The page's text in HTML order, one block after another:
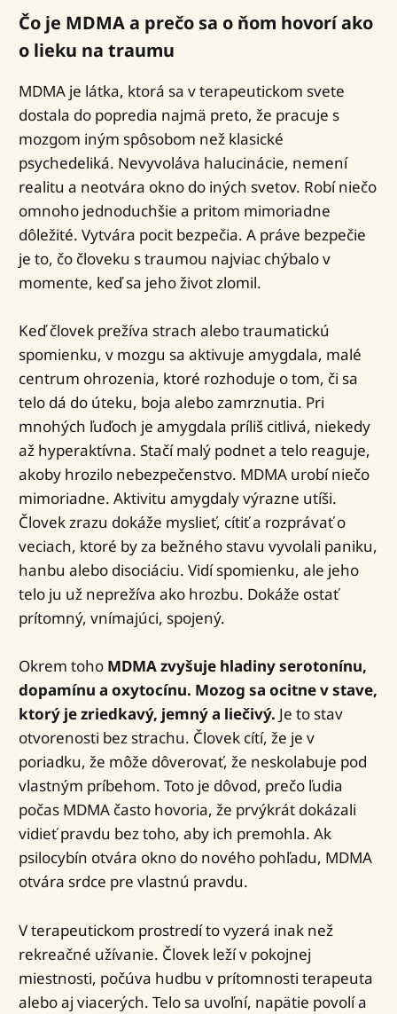
Čo je MDMA a prečo sa o ňom hovorí ako
o lieku na traumu
MDMA je látka, ktorá sa v terapeutickom svete
dostala do popredia najmä preto, že pracuje s
mozgom iným spôsobom než klasické
psychedeliká. Nevyvoláva halucinácie, nemení
realitu a neotvára okno do iných svetov. Robí niečo
omnoho jednoduchšie a pritom mimoriadne
dôležité. Vytvára pocit bezpečia. A práve bezpečie
je to, čo človeku s traumou najviac chýbalo v
momente, keď sa jeho život zlomil.
Keď človek prežíva strach alebo traumatickú
spomienku, v mozgu sa aktivuje amygdala, malé
centrum ohrozenia, ktoré rozhoduje o tom, či sa
telo dá do úteku, boja alebo zamrznutia. Pri
mnohých ľuďoch je amygdala príliš citlivá, niekedy
až hyperaktívna. Stačí malý podnet a telo reaguje,
akoby hrozilo nebezpečenstvo. MDMA urobí niečo
mimoriadne. Aktivitu amygdaly výrazne utíši.
Človek zrazu dokáže myslieť, cítiť a rozprávať o
veciach, ktoré by za bežného stavu vyvolali paniku,
hanbu alebo disociáciu. Vidí spomienku, ale jeho
telo ju už neprežíva ako hrozbu. Dokáže ostať
prítomný, vnímajúci, spojený.
Okrem toho MDMA zvyšuje hladiny serotonínu,
dopamínu a oxytocínu. Mozog sa ocitne v stave,
ktorý je zriedkavý, jemný a liečivý. Je to stav
otvorenosti bez strachu. Človek cítí, že je v
poriadku, že môže dôverovať, že neskolabuje pod
vlastným príbehom. Toto je dôvod, prečo ľudia
počas MDMA často hovoria, že prvýkrát dokázali
vidieť pravdu bez toho, aby ich premohla. Ak
psilocybín otvára okno do nového pohľadu, MDMA
otvára srdce pre vlastnú pravdu.
V terapeutickom prostredí to vyzerá inak než
rekreačné užívanie. Človek leží v pokojnej
miestnosti, počúva hudbu v prítomnosti terapeuta
alebo aj viacerých. Telo sa uvoľní, napätie povolí a